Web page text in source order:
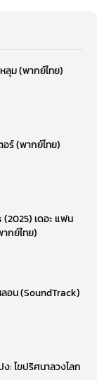
ลุม (พากย์ไทย)
อร์ (พากย์ไทย)
เดอะ แฟน
กย์ไทย)
อน (SoundTrack)
: ไขปริศนาลวงโลก